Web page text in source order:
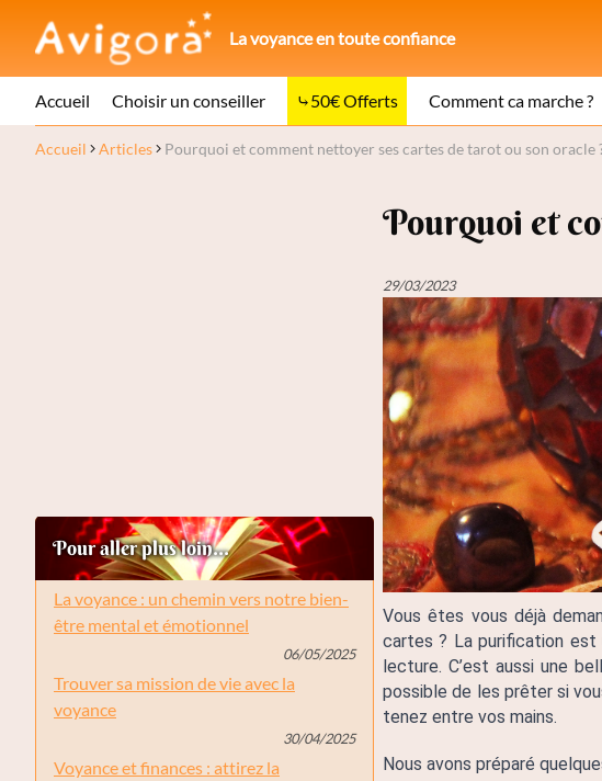
La voyance en toute confiance
Accueil Choisir un conseiller 50€ Offerts Comment ca marche ?
Accueil Articles Pourquoi et comment nettoyer ses cartes de tarot ou son oracle
Pour aller plus loin...
La voyance : un chemin vers notre bien-
être mental et émotionnel
06/05/2025
Trouver sa mission de vie avec la
voyance
30/04/2025
Voyance et finances : attirez la
Pourquoi et
29/03/2023
Vous êtes vous déjà
cartes ? La purification
lecture. C’est aussi une
possible de les prêter si
tenez entre vos mains.
Nous avons préparé